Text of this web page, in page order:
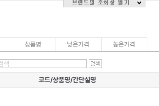
코드/상품명/간단설명